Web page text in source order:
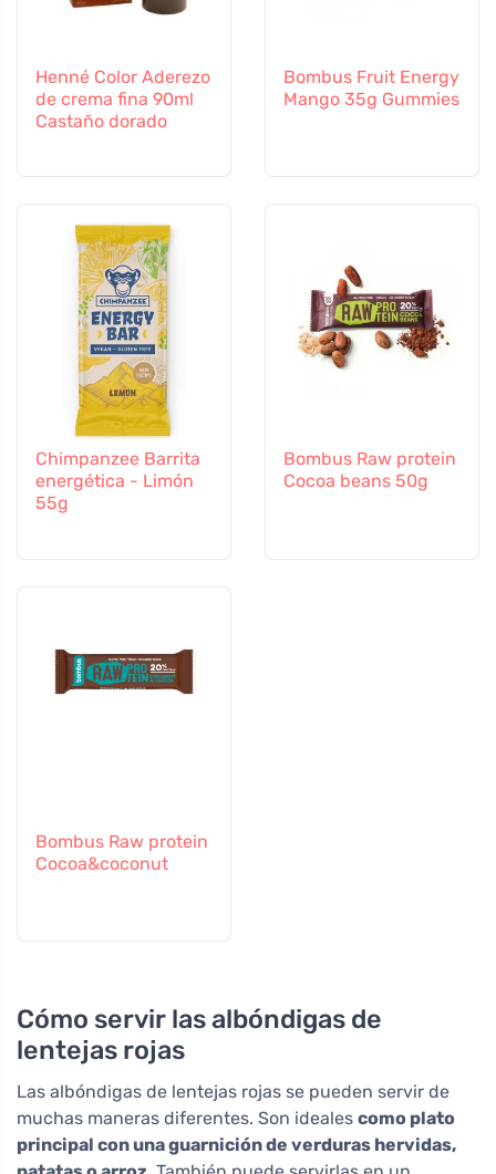
Henné Color Aderezo
de crema fina 90ml
Castaño dorado
Bombus Fruit Energy
Mango 35g Gummies
Chimpanzee Barrita
energética - Limón
55g
Bombus Raw protein
Cocoa beans 50g
Bombus Raw protein
Cocoa&coconut
Cómo servir las albóndigas de
lentejas rojas
Las albóndigas de lentejas rojas se pueden servir de
muchas maneras diferentes. Son ideales como plato
principal con una guarnición de verduras hervidas,